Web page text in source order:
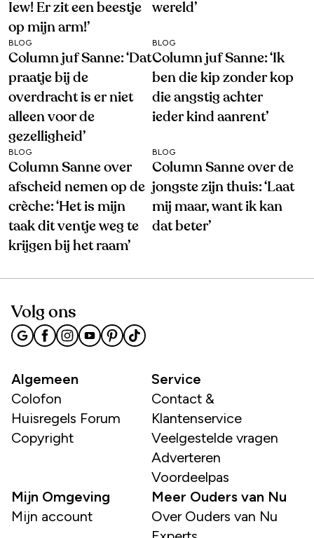
Iew! Er zit een beestje
op mijn arm!’
wereld’
BLOG
Column juf Sanne: ‘Dat
praatje bij de
overdracht is er niet
alleen voor de
gezelligheid’
BLOG
Column juf Sanne: ‘Ik
ben die kip zonder kop
die angstig achter
ieder kind aanrent’
BLOG
Column Sanne over
afscheid nemen op de
crèche: ‘Het is mijn
taak dit ventje weg te
krijgen bij het raam’
BLOG
Column Sanne over de
jongste zijn thuis: ‘Laat
mij maar, want ik kan
dat beter’
Volg ons
Algemeen
Colofon
Huisregels Forum
Copyright
Service
Contact &
Klantenservice
Veelgestelde vragen
Adverteren
Voordeelpas
Mijn Omgeving
Mijn account
Meer Ouders van Nu
Over Ouders van Nu